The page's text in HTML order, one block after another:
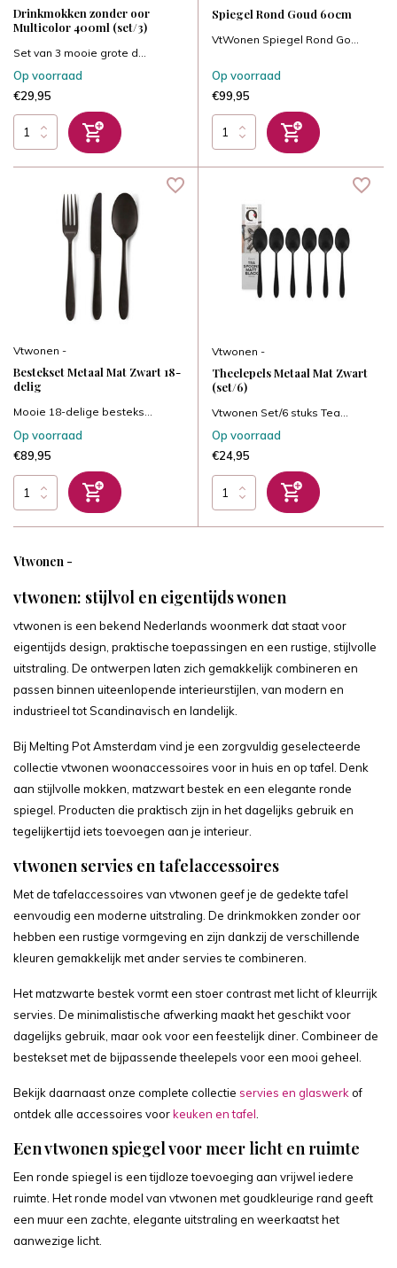
Drinkmokken zonder oor
Multicolor 400ml (set/3)
Set van 3 mooie grote d...
Op voorraad
€29,95
Spiegel Rond Goud 60cm
VtWonen Spiegel Rond Go...
Op voorraad
€99,95
Vtwonen -
Bestekset Metaal Mat Zwart 18-
delig
Mooie 18-delige besteks...
Op voorraad
€89,95
Vtwonen -
Theelepels Metaal Mat Zwart
(set/6)
Vtwonen Set/6 stuks Tea...
Op voorraad
€24,95
Vtwonen -
vtwonen: stijlvol en eigentijds wonen
vtwonen is een bekend Nederlands woonmerk dat staat voor
eigentijds design, praktische toepassingen en een rustige, stijlvolle
uitstraling. De ontwerpen laten zich gemakkelijk combineren en
passen binnen uiteenlopende interieurstijlen, van modern en
industrieel tot Scandinavisch en landelijk.
Bij Melting Pot Amsterdam vind je een zorgvuldig geselecteerde
collectie vtwonen woonaccessoires voor in huis en op tafel. Denk
aan stijlvolle mokken, matzwart bestek en een elegante ronde
spiegel. Producten die praktisch zijn in het dagelijks gebruik en
tegelijkertijd iets toevoegen aan je interieur.
vtwonen servies en tafelaccessoires
Met de tafelaccessoires van vtwonen geef je de gedekte tafel
eenvoudig een moderne uitstraling. De drinkmokken zonder oor
hebben een rustige vormgeving en zijn dankzij de verschillende
kleuren gemakkelijk met ander servies te combineren.
Het matzwarte bestek vormt een stoer contrast met licht of kleurrijk
servies. De minimalistische afwerking maakt het geschikt voor
dagelijks gebruik, maar ook voor een feestelijk diner. Combineer de
bestekset met de bijpassende theelepels voor een mooi geheel.
Bekijk daarnaast onze complete collectie servies en glaswerkof
ontdek alle accessoires voorkeuken en tafel.
Een vtwonen spiegel voor meer licht en ruimte
Een ronde spiegel is een tijdloze toevoeging aan vrijwel iedere
ruimte. Het ronde model van vtwonen met goudkleurige rand geeft
een muur een zachte, elegante uitstraling en weerkaatst het
aanwezige licht.